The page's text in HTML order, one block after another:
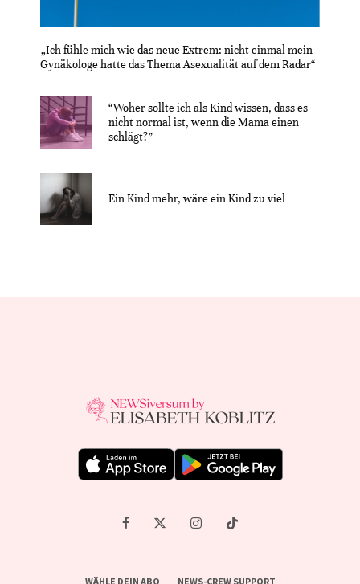
„Ich fühle mich wie das neue Extrem: nicht einmal mein
Gynäkologe hatte das Thema Asexualität auf dem Radar“
“Woher sollte ich als Kind wissen, dass es
nicht normal ist, wenn die Mama einen
schlägt?”
Ein Kind mehr, wäre ein Kind zu viel
WÄHLE DEIN ABO NEWS-CREW SUPPORT